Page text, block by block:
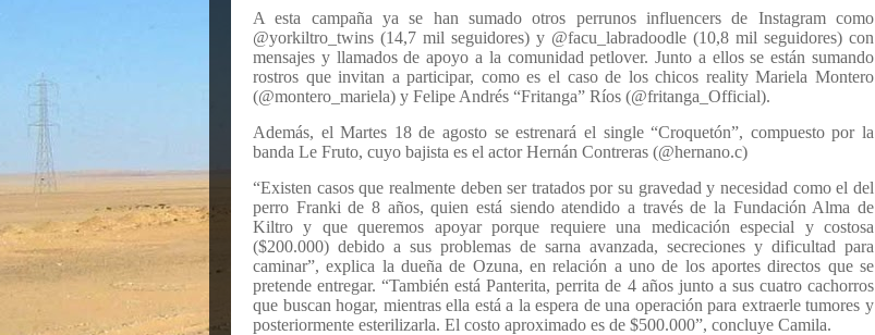
A esta campaña ya se han sumado otros perrunos influencers de Instagram como
@yorkiltro_twins (14,7 mil seguidores) y @facu_labradoodle (10,8 mil seguidores) con
mensajes y llamados de apoyo a la comunidad petlover. Junto a ellos se están sumando
rostros que invitan a participar, como es el caso de los chicos reality Mariela Montero
(@montero_mariela) y Felipe Andrés “Fritanga” Ríos (@fritanga_Official).
Además, el Martes 18 de agosto se estrenará el single “Croquetón”, compuesto por la
banda Le Fruto, cuyo bajista es el actor Hernán Contreras (@hernano.c)
“Existen casos que realmente deben ser tratados por su gravedad y necesidad como el del
perro Franki de 8 años, quien está siendo atendido a través de la Fundación Alma de
Kiltro y que queremos apoyar porque requiere una medicación especial y costosa
($200.000) debido a sus problemas de sarna avanzada, secreciones y dificultad para
caminar”, explica la dueña de Ozuna, en relación a uno de los aportes directos que se
pretende entregar. “También está Panterita, perrita de 4 años junto a sus cuatro cachorros
que buscan hogar, mientras ella está a la espera de una operación para extraerle tumores y
posteriormente esterilizarla. El costo aproximado es de $500.000”, concluye Camila.